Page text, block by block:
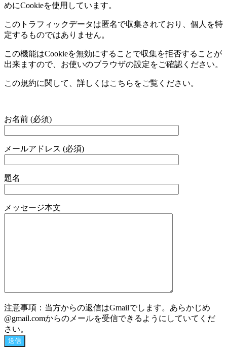
めにCookieを使用しています。
このトラフィックデータは匿名で収集されており、個人を特
定するものではありません。
この機能はCookieを無効にすることで収集を拒否することが
出来ますので、お使いのブラウザの設定をご確認ください。
この規約に関して、詳しくはこちらをご覧ください。
お名前 (必須)
メールアドレス (必須)
題名
メッセージ本文
注意事項：当方からの返信はGmailでします。あらかじめ
@gmail.comからのメールを受信できるようにしていてくだ
さい。